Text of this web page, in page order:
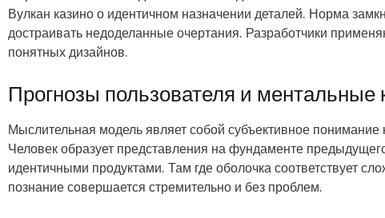
Вулкан казино о идентичном назначении деталей. Норма
достраивать недоделанные очертания. Разработчики
понятных дизайнов.
Прогнозы пользователя и ментальные
Мыслительная модель являет собой субъективное
Человек образует представления на фундаменте
идентичными продуктами. Там где оболочка соответствует
познание совершается стремительно и без проблем.